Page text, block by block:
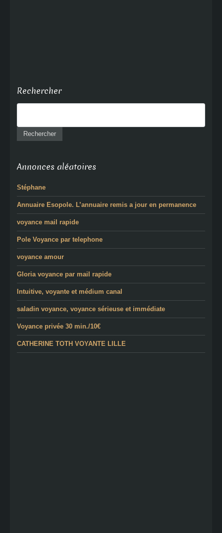
Rechercher
Annonces aléatoires
Stéphane
Annuaire Esopole. L’annuaire remis a jour en permanence
voyance mail rapide
Pole Voyance par telephone
voyance amour
Gloria voyance par mail rapide
Intuitive, voyante et médium canal
saladin voyance, voyance sérieuse et immédiate
Voyance privée 30 min./10€
CATHERINE TOTH VOYANTE LILLE